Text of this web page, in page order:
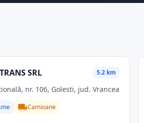
SRL 5.2 km
nr. 106, Golesti, jud. Vrancea
Camioane